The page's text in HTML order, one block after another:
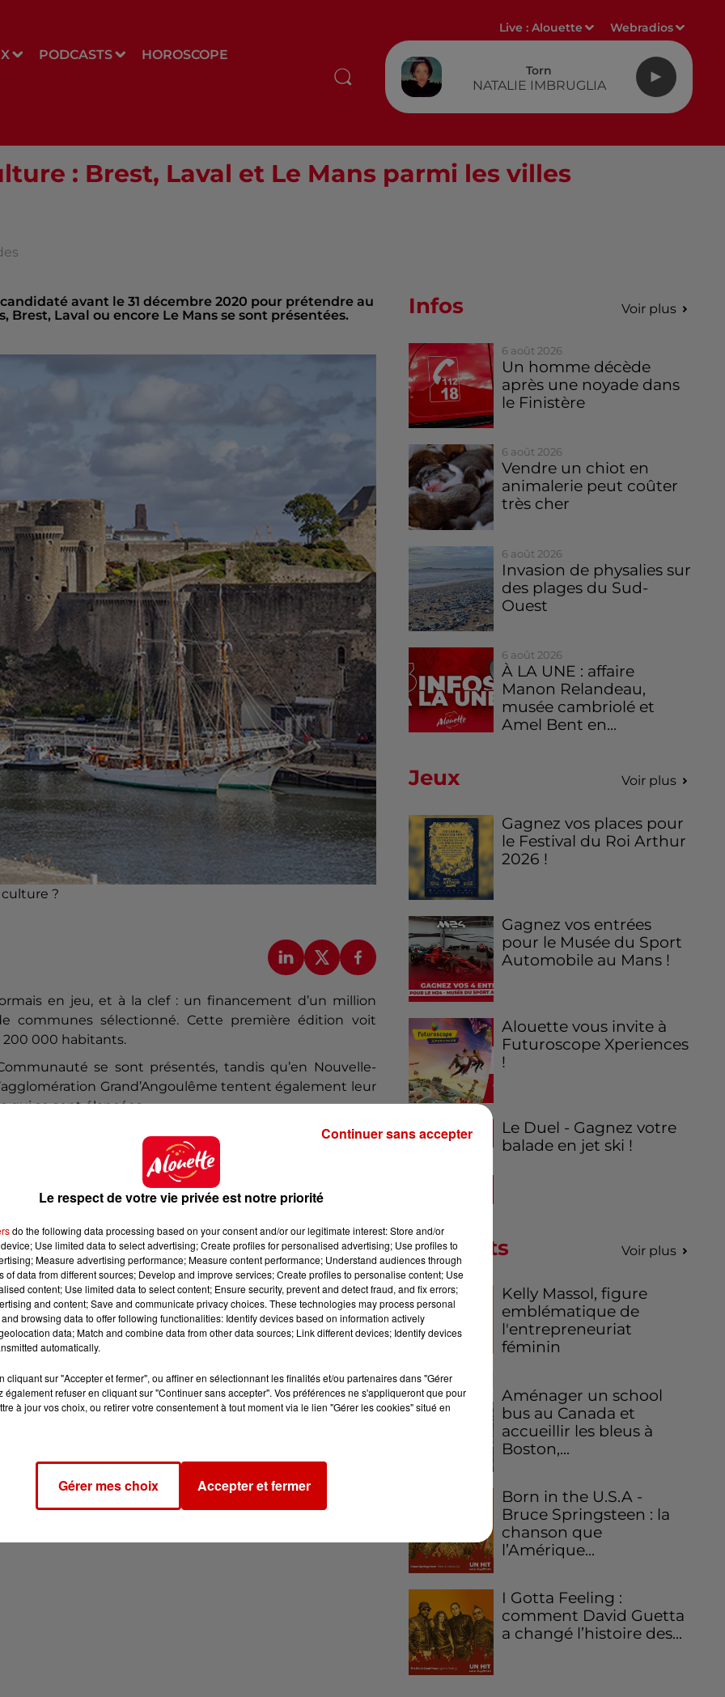
PODCASTS HOROSCOPE
Live :Alouette Webradios
Torn
NATALIE IMBRUGLIA
: Brest, Laval et Le Mans parmi les villes
avant le 31 décembre 2020 pour prétendre au
Laval ou encore Le Mans se sont présentées.
culture ?
en jeu, et à la clef : un financement d’un million
communes sélectionné. Cette première édition voit
200 000 habitants.
se sont présentés, tandis qu’en Nouvelle-
Grand’Angoulême tentent également leur
qui se sont élancées.
particulièrement difficile pour le secteur culturel et les
témoigne de l’intérêt que celles-ci portent
et l’attractivité des territoires"
le 7 octobre 2020. Il récompense une commune ou un
un intérêt remarquable à la fois du point de
du patrimoine et de la participation des habitants à
et 3 régions ultramarinesse sont présentées. Les
national devraient être annoncés mi-février par le
Infos Voir plus
6 août 2026
Un homme décède
après une noyade dans
le Finistère
6 août 2026
Vendre un chiot en
animalerie peut coûter
très cher
6 août 2026
Invasion de physalies sur
des plages du Sud-
Ouest
6 août 2026
À LA UNE : affaire
Manon Relandeau,
musée cambriolé et
Amel Bent en...
Jeux Voir plus
Gagnez vos places pour
le Festival du Roi Arthur
2026 !
Gagnez vos entrées
pour le Musée du Sport
Automobile au Mans !
Alouette vous invite à
Futuroscope Xperiences
!
Le Duel - Gagnez votre
balade en jet ski !
Podcasts Voir plus
Kelly Massol, figure
emblématique de
l'entrepreneuriat
féminin
Aménager un school
bus au Canada et
accueillir les bleus à
Boston,...
Born in the U.S.A -
Bruce Springsteen : la
chanson que
l’Amérique...
I Gotta Feeling :
comment David Guetta
a changé l’histoire des...
Le respect de votre vie privée est notre priorité
do the following data processing based on your consent and/or our legitimate interest: Store and/or
Use limited data to select advertising; Create profiles for personalised advertising; Use profiles to
Measure advertising performance; Measure content performance; Understand audiences through
of data from different sources; Develop and improve services; Create profiles to personalise content; Use
content; Use limited data to select content; Ensure security, prevent and detect fraud, and fix errors;
and content; Save and communicate privacy choices. These technologies may process personal
browsing data to offer following functionalities: Identify devices based on information actively
data; Match and combine data from other data sources; Link different devices; Identify devices
automatically.
cliquant sur "Accepter et fermer", ou affiner en sélectionnant les finalités et/ou partenaires dans "Gérer
également refuser en cliquant sur "Continuer sans accepter". Vos préférences ne s'appliqueront que pour
à jour vos choix, ou retirer votre consentement à tout moment via le lien "Gérer les cookies" situé en
Gérer mes choix Accepter et fermer
Continuer sans accepter